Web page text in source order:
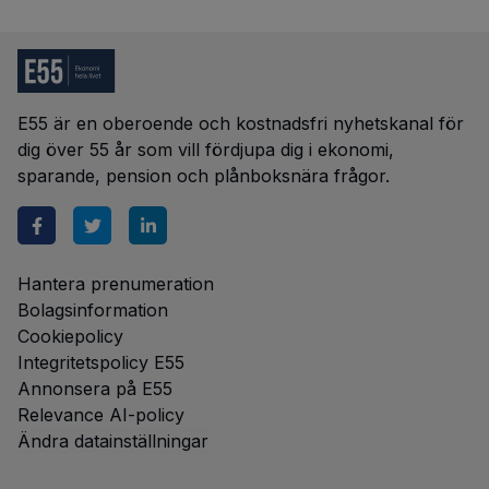
E55 är en oberoende och kostnadsfri nyhetskanal för
dig över 55 år som vill fördjupa dig i ekonomi,
sparande, pension och plånboksnära frågor.
Hantera prenumeration
Bolagsinformation
Cookiepolicy
Integritetspolicy E55
Annonsera på E55
Relevance AI-policy
Ändra datainställningar